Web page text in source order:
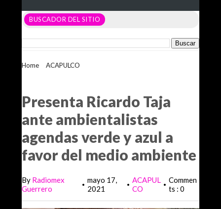
BUSCADOR DEL SITIO
Home ACAPULCO
Presenta Ricardo Taja
ante ambientalistas
agendas verde y azul a
favor del medio ambiente
By Radiomex
Guerrero
• mayo 17,
2021
• ACAPUL
CO
• Commen
ts : 0